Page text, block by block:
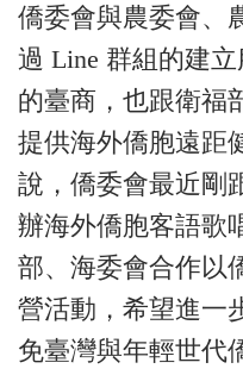
僑委會與農委會、
過 Line 群組的建
的臺商，也跟衛福
提供海外僑胞遠距
說，僑委會最近剛
辦海外僑胞客語歌
部、海委會合作以
營活動，希望進一
免臺灣與年輕世代